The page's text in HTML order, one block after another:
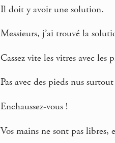
Il doit y avoir une solution.
Messieurs, j’ai trouvé la
Cassez vite les vitres avec les
Pas avec des pieds nus
Enchaussez-vous !
Vos mains ne sont pas libres,